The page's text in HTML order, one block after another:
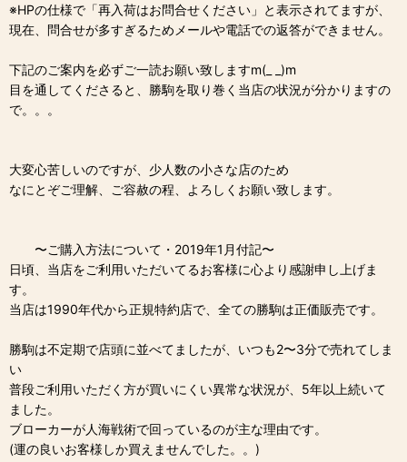
※HPの仕様で「再入荷はお問合せください」と表示されてますが、
現在、問合せが多すぎるためメールや電話での返答ができません。
下記のご案内を必ずご一読お願い致しますm(_ _)m
目を通してくださると、勝駒を取り巻く当店の状況が分かりますの
で。。。
大変心苦しいのですが、少人数の小さな店のため
なにとぞご理解、ご容赦の程、よろしくお願い致します。
〜ご購入方法について・2019年1月付記〜
日頃、当店をご利用いただいてるお客様に心より感謝申し上げま
す。
当店は1990年代から正規特約店で、全ての勝駒は正価販売です。
勝駒は不定期で店頭に並べてましたが、いつも2〜3分で売れてしま
い
普段ご利用いただく方が買いにくい異常な状況が、5年以上続いて
ました。
ブローカーが人海戦術で回っているのが主な理由です。
(運の良いお客様しか買えませんでした。。)